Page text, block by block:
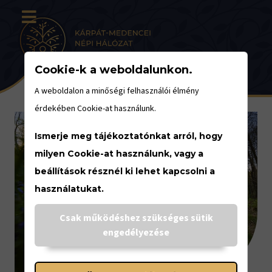
Cookie-k a weboldalunkon.
A weboldalon a minőségi felhasználói élmény
érdekében Cookie-at használunk.
Ismerje meg tájékoztatónkat arról, hogy
milyen Cookie-at használunk, vagy a
beállítások résznél ki lehet kapcsolni a
használatukat.
Csak működéshez szükséges sütik
engedélyezése